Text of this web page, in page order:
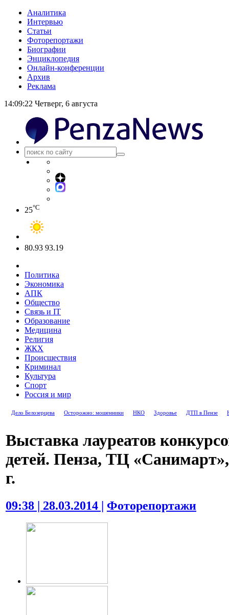
Аналитика
Интервью
Статьи
Фоторепортажи
Биографии
Энциклопедия
Онлайн-конференции
Архив
Реклама
14:09:22 Четверг, 6 августа
25°C
80.93 93.19
Политика
Экономика
АПК
Общество
Связь и IT
Образование
Медицина
Религия
ЖКХ
Происшествия
Криминал
Культура
Спорт
Россия и мир
Дело Белозерцева Осторожно: мошенники НКО Здоровье ДТП в Пензе
Выставка лауреатов
детей. Пенза, ТЦ
г.
09:38 | 28.03.2014 | Фоторепортажи